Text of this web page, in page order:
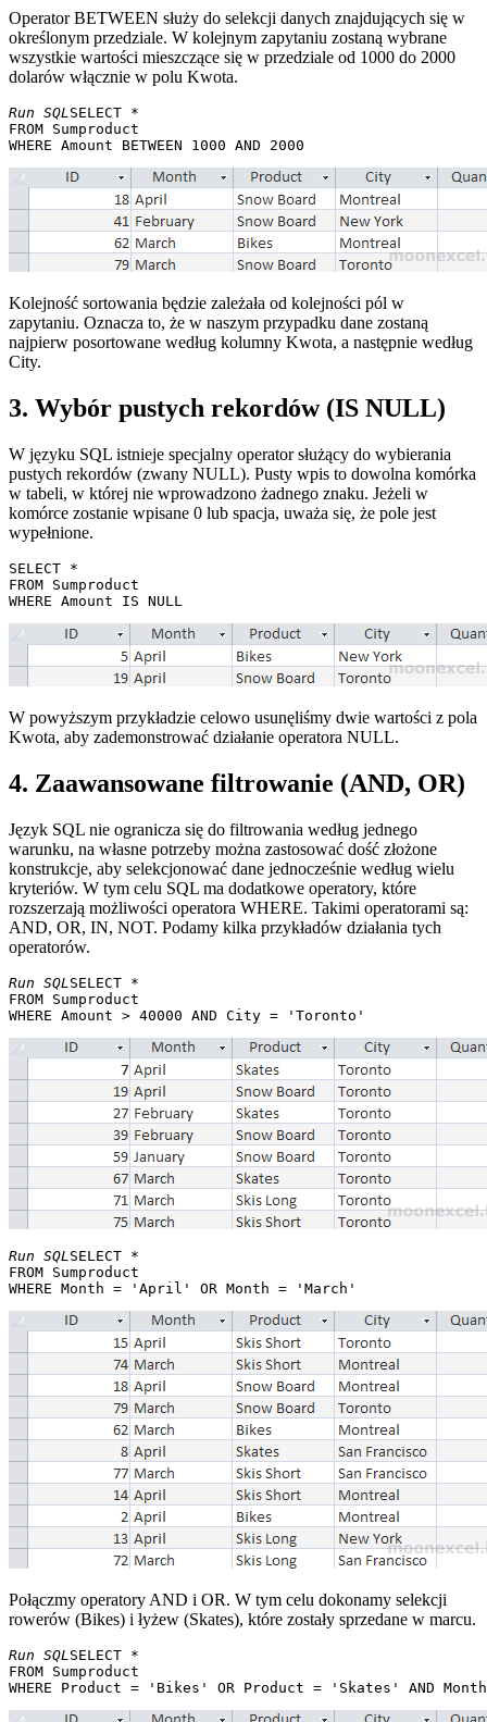
Operator BETWEEN służy do selekcji danych znajdujących się w
określonym przedziale. W kolejnym zapytaniu zostaną wybrane
wszystkie wartości mieszczące się w przedziale od 1000 do 2000
dolarów włącznie w polu Kwota.
Run SQLSELECT *
FROM Sumproduct
Kolejność sortowania będzie zależała od kolejności pól w
zapytaniu. Oznacza to, że w naszym przypadku dane zostaną
najpierw posortowane według kolumny Kwota, a następnie według
City.
3. Wybór pustych rekordów (IS NULL)
W języku SQL istnieje specjalny operator służący do wybierania
pustych rekordów (zwany NULL). Pusty wpis to dowolna komórka
w tabeli, w której nie wprowadzono żadnego znaku. Jeżeli w
komórce zostanie wpisane 0 lub spacja, uważa się, że pole jest
wypełnione.
SELECT *
FROM Sumproduct
W powyższym przykładzie celowo usunęliśmy dwie wartości z pola
Kwota, aby zademonstrować działanie operatora NULL.
4. Zaawansowane filtrowanie (AND, OR)
Język SQL nie ogranicza się do filtrowania według jednego
warunku, na własne potrzeby można zastosować dość złożone
konstrukcje, aby selekcjonować dane jednocześnie według wielu
kryteriów. W tym celu SQL ma dodatkowe operatory, które
rozszerzają możliwości operatora WHERE. Takimi operatorami są:
AND, OR, IN, NOT. Podamy kilka przykładów działania tych
operatorów.
Run SQLSELECT *
FROM Sumproduct
Run SQLSELECT *
FROM Sumproduct
Połączmy operatory AND i OR. W tym celu dokonamy selekcji
rowerów (Bikes) i łyżew (Skates), które zostały sprzedane w marcu.
Run SQLSELECT *
FROM Sumproduct